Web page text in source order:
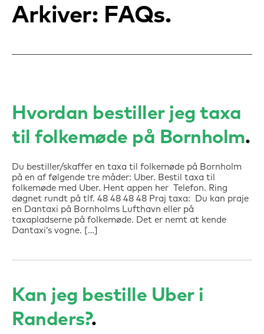
Arkiver: FAQs
Hvordan bestiller jeg taxa
til folkemøde på Bornholm
Du bestiller/skaffer en taxa til folkemøde på Bornholm
på en af følgende tre måder: Uber. Bestil taxa til
folkemøde med Uber. Hent appen her Telefon. Ring
døgnet rundt på tlf. 48 48 48 48 Praj taxa: Du kan praje
en Dantaxi på Bornholms Lufthavn eller på
taxapladserne på folkemøde. Det er nemt at kende
Dantaxi’s vogne. […]
Kan jeg bestille Uber i
Randers?